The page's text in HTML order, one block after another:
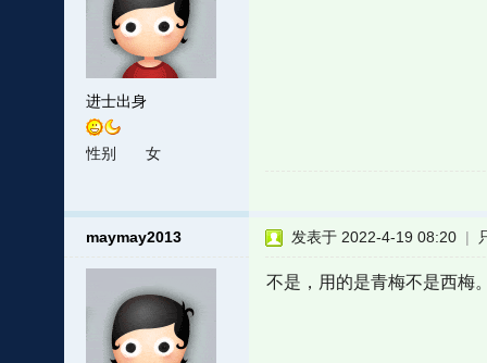
进士出身
性别 女
maymay2013 发表于 2022-4-19 08:20 |
不是，用的是青梅不是西梅